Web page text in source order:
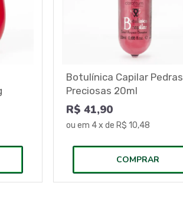
Botulínica Capilar Pedras
Preciosas 20ml
R$ 41,90
ou em 4x de R$ 10,48
COMPRAR